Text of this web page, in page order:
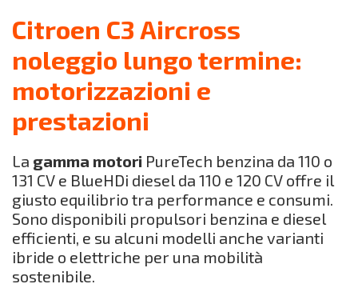
Citroen C3 Aircross
noleggio lungo termine:
motorizzazioni e
prestazioni
La gamma motori PureTech benzina da 110 o
131 CV e BlueHDi diesel da 110 e 120 CV offre il
giusto equilibrio tra performance e consumi.
Sono disponibili propulsori benzina e diesel
efficienti, e su alcuni modelli anche varianti
ibride o elettriche per una mobilità
sostenibile.